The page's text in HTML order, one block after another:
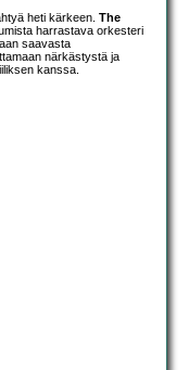
heti kärkeen. The
harrastava orkesteri
saavasta
närkästystä ja
kanssa.